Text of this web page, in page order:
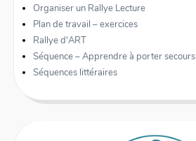
Organiser un Rallye Lecture
Plan de travail – exercices
Rallye d'ART
Séquence – Apprendre à porter secours
Séquences littéraires